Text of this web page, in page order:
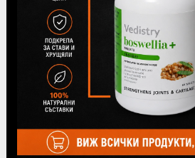
ЦЕНИ ЗА ДОСТАВКА
Цената на доставка се
автоматично според
на Speedy.
Безплатна доставка- над
Поръчаните от Вас
заплащат
чрез наложен